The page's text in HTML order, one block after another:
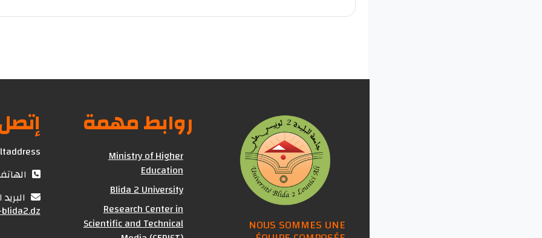
NOUS SOMMES UNE
روابط مهمة
Ministry of Higher
Education
Blida 2 University
Research Center in
Scientific and Technical
الهاتف :